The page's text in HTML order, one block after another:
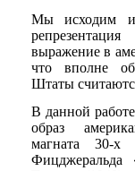
Мы исходим
выражение в
что вполне
Штаты
В данной
образ
магната